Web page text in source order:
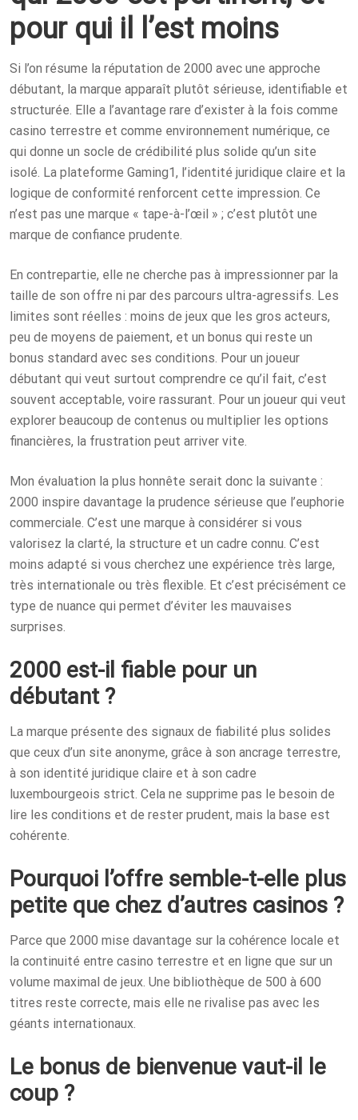
pour qui il l’est moins
Si l’on résume la réputation de 2000 avec une approche
débutant, la marque apparaît plutôt sérieuse, identifiable et
structurée. Elle a l’avantage rare d’exister à la fois comme
casino terrestre et comme environnement numérique, ce
qui donne un socle de crédibilité plus solide qu’un site
isolé. La plateforme Gaming1, l’identité juridique claire et la
logique de conformité renforcent cette impression. Ce
n’est pas une marque « tape-à-l’œil » ; c’est plutôt une
marque de confiance prudente.
En contrepartie, elle ne cherche pas à impressionner par la
taille de son offre ni par des parcours ultra-agressifs. Les
limites sont réelles : moins de jeux que les gros acteurs,
peu de moyens de paiement, et un bonus qui reste un
bonus standard avec ses conditions. Pour un joueur
débutant qui veut surtout comprendre ce qu’il fait, c’est
souvent acceptable, voire rassurant. Pour un joueur qui veut
explorer beaucoup de contenus ou multiplier les options
financières, la frustration peut arriver vite.
Mon évaluation la plus honnête serait donc la suivante :
2000 inspire davantage la prudence sérieuse que l’euphorie
commerciale. C’est une marque à considérer si vous
valorisez la clarté, la structure et un cadre connu. C’est
moins adapté si vous cherchez une expérience très large,
très internationale ou très flexible. Et c’est précisément ce
type de nuance qui permet d’éviter les mauvaises
surprises.
2000 est-il fiable pour un
débutant ?
La marque présente des signaux de fiabilité plus solides
que ceux d’un site anonyme, grâce à son ancrage terrestre,
à son identité juridique claire et à son cadre
luxembourgeois strict. Cela ne supprime pas le besoin de
lire les conditions et de rester prudent, mais la base est
cohérente.
Pourquoi l’offre semble-t-elle plus
petite que chez d’autres casinos ?
Parce que 2000 mise davantage sur la cohérence locale et
la continuité entre casino terrestre et en ligne que sur un
volume maximal de jeux. Une bibliothèque de 500 à 600
titres reste correcte, mais elle ne rivalise pas avec les
géants internationaux.
Le bonus de bienvenue vaut-il le
coup ?